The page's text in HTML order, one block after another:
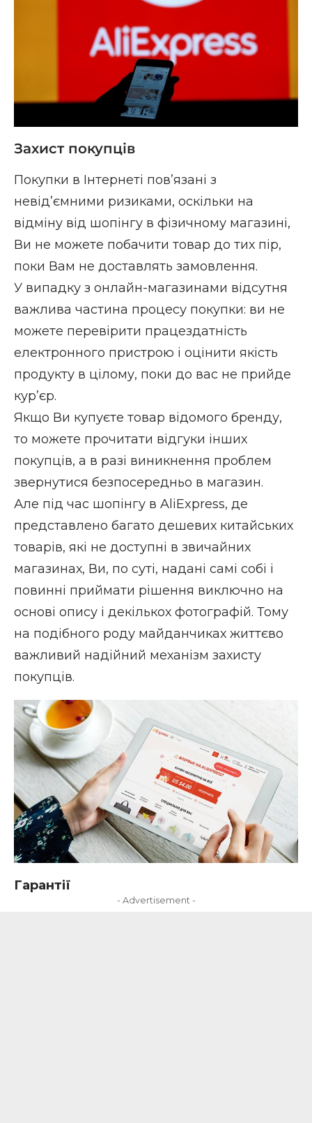
Захист покупців
Покупки в Інтернеті пов’язані з
невід’ємними ризиками, оскільки на
відміну від шопінгу в фізичному магазині,
Ви не можете побачити товар до тих пір,
поки Вам не доставлять замовлення.
У випадку з онлайн-магазинами відсутня
важлива частина процесу покупки: ви не
можете перевірити працездатність
електронного пристрою і оцінити якість
продукту в цілому, поки до вас не прийде
кур’єр.
Якщо Ви купуєте товар відомого бренду,
то можете прочитати відгуки інших
покупців, а в разі виникнення проблем
звернутися безпосередньо в магазин.
Але під час шопінгу в AliExpress, де
представлено багато дешевих китайських
товарів, які не доступні в звичайних
магазинах, Ви, по суті, надані самі собі і
повинні приймати рішення виключно на
основі опису і декількох фотографій. Тому
на подібного роду майданчиках життєво
важливий надійний механізм захисту
покупців.
Гарантії
- Advertisement -